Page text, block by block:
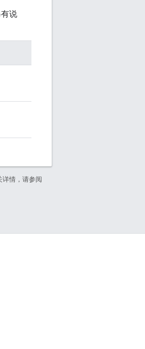
说
详情，请参阅